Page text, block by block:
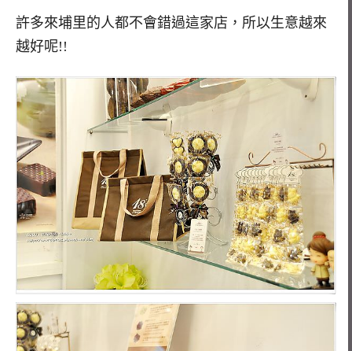
許多來埔里的人都不會錯過這家店，所以生意越來
越好呢!!